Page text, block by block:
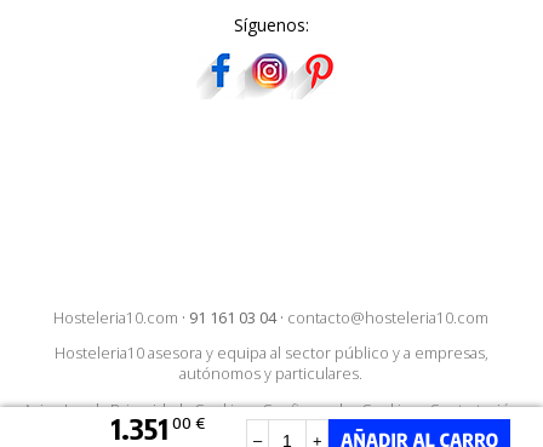
1.351 00 €
– +
Síguenos:
Hosteleria10.com · 91 161 03 04· contacto@hosteleria10.com
Hosteleria10 asesora y equipa al sector público y a empresas,
autónomos y particulares.
Aviso Legal·Privacidad·Cookies·Configurar las Cookies·Contratación